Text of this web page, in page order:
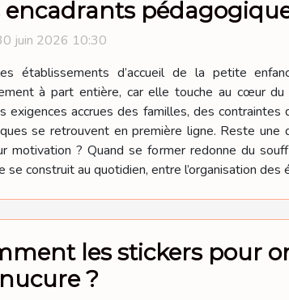
encadrants
juin 2026 10:30
établissements d’accueil de la petite
à part entière, car elle touche au cœur
exigences accrues des familles, des
se retrouvent en première ligne. Reste une
motivation ? Quand se former redonne du
construit au quotidien, entre l’organisation des
les stickers pour
?